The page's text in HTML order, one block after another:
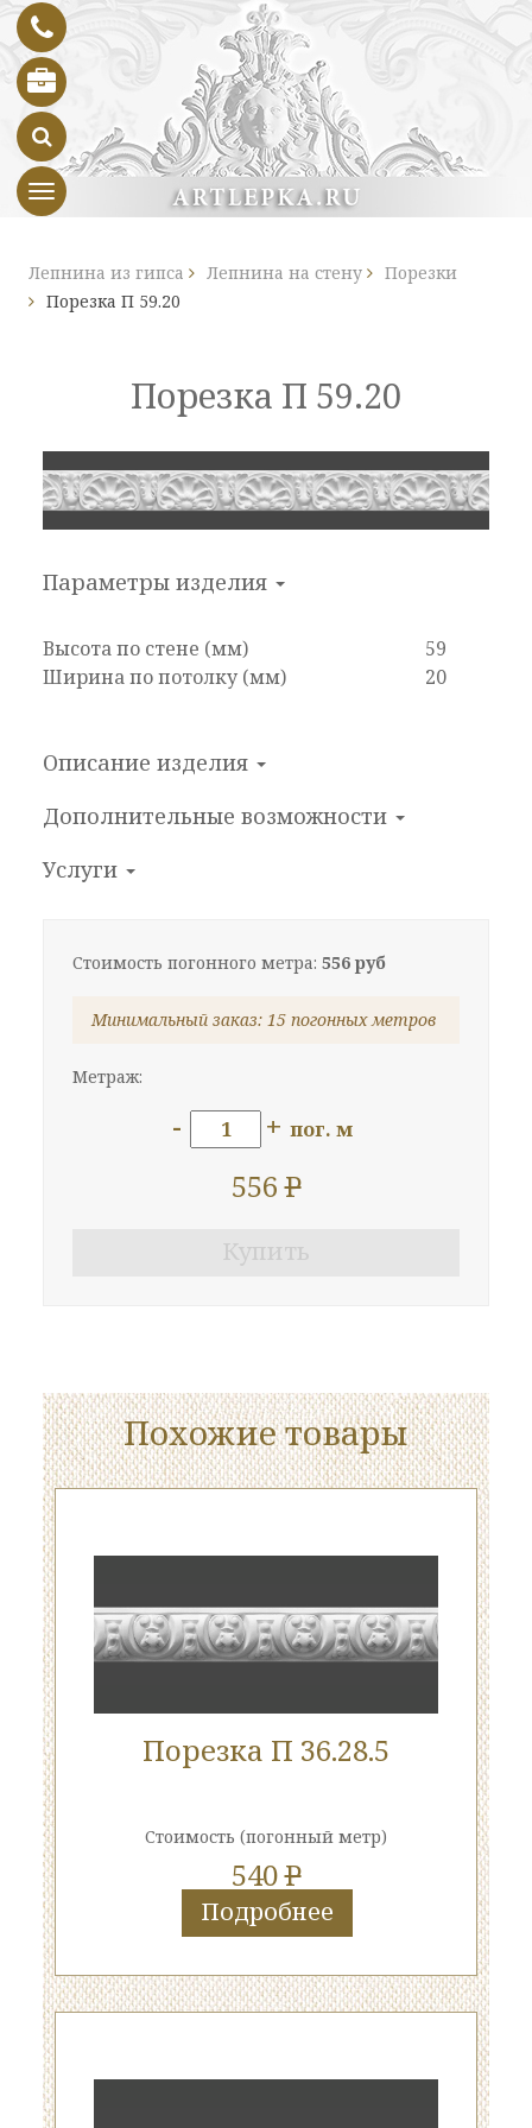
Toggle navigation
Лепнина из гипса Лепнина на стену
Порезки
Порезка П 59.20
Порезка П 59.20
Параметры изделия
Высота по стене (мм)
59
Ширина по потолку (мм)
20
Описание изделия
Дополнительные возможности
Услуги
Стоимость погонного метра: 556 руб
Минимальный заказ: 15 погонных метров
Метраж:
- + пог. м
556P
Купить
Похожие товары
Порезка П 36.28.5
Стоимость (погонный метр)
540P
Подробнее